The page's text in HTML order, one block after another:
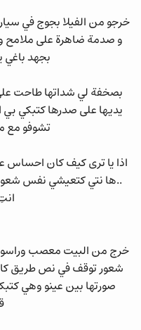
خرجو من الفيلا بجوج في
و صدمة ضاهرة على ملامح
بجهد
بصخفة لي شداتها طاحت
يديها على صدرها كتبكي بي
تشوفو مع
اذا يا ترى كيف كان احساس
..ها نتي كتعيشي نفس
خرج من البيت معصب وراسو
شعور توقف في نص طريق
صورتها بين عينو وهي